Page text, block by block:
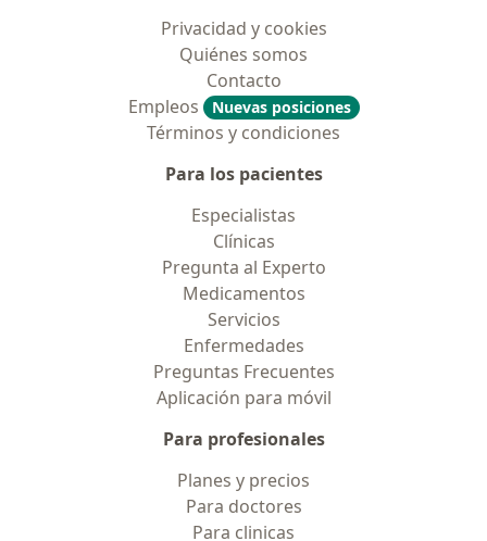
Privacidad y cookies
Quiénes somos
Contacto
Empleos
Nuevas posiciones
Términos y condiciones
Para los pacientes
Especialistas
Clínicas
Pregunta al Experto
Medicamentos
Servicios
Enfermedades
Preguntas Frecuentes
Aplicación para móvil
Para profesionales
Planes y precios
Para doctores
Para clinicas